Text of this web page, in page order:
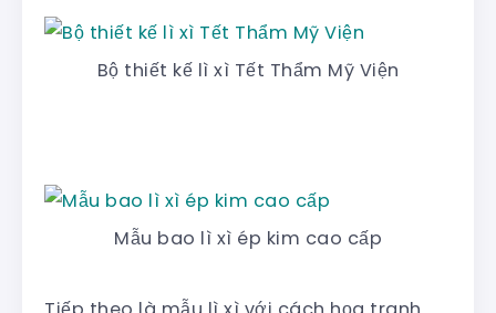
Bộ thiết kế lì xì Tết Thẩm Mỹ Viện
Mẫu bao lì xì ép kim cao cấp